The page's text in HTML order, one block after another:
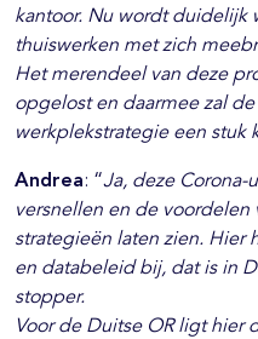
kantoor. Nu wordt
thuiswerken met zich
Het merendeel van deze
opgelost en daarmee zal
werkplekstrategie een stuk
Andrea: “Ja, deze Corona-
versnellen en de
strategieën laten zien. Hier
en databeleid bij, dat is in
stopper.
Voor de Duitse OR ligt hier